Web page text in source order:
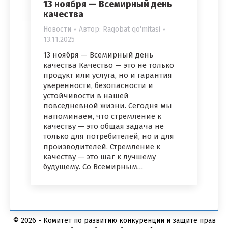
13 ноября — Всемирный день
качества
Новости Автор: Raqobat qo'mitasi
13.11.2025
13 ноября — Всемирный день
качества Качество — это не только
продукт или услуга, но и гарантия
уверенности, безопасности и
устойчивости в нашей
повседневной жизни. Сегодня мы
напоминаем, что стремление к
качеству — это общая задача не
только для потребителей, но и для
производителей. Стремление к
качеству — это шаг к лучшему
будущему. Со Всемирным…
© 2026 - Комитет по развитию конкуренции и защите прав